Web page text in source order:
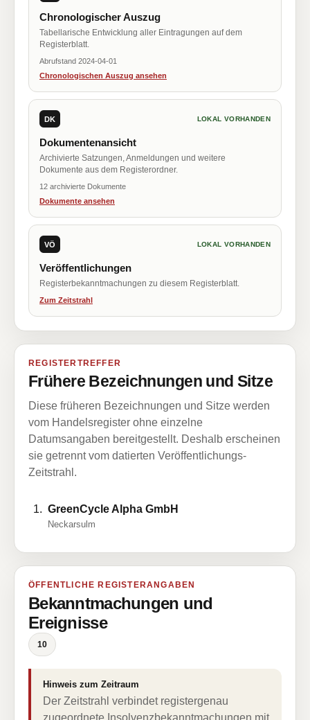
Chronologischer Auszug
Tabellarische Entwicklung aller Eintragungen auf dem
Registerblatt.
Abrufstand 2024-04-01
Chronologischen Auszug ansehen
DK LOKAL VORHANDEN
Dokumentenansicht
Archivierte Satzungen, Anmeldungen und weitere
Dokumente aus dem Registerordner.
12 archivierte Dokumente
Dokumente ansehen
VÖ LOKAL VORHANDEN
Veröffentlichungen
Registerbekanntmachungen zu diesem Registerblatt.
Zum Zeitstrahl
REGISTERTREFFER
Frühere Bezeichnungen und Sitze
Diese früheren Bezeichnungen und Sitze werden
vom Handelsregister ohne einzelne
Datumsangaben bereitgestellt. Deshalb erscheinen
sie getrennt vom datierten Veröffentlichungs-
Zeitstrahl.
GreenCycle Alpha GmbH
Neckarsulm
ÖFFENTLICHE REGISTERANGABEN
Bekanntmachungen und
Ereignisse
10
Hinweis zum Zeitraum
Der Zeitstrahl verbindet registergenau
zugeordnete Insolvenzbekanntmachungen mit